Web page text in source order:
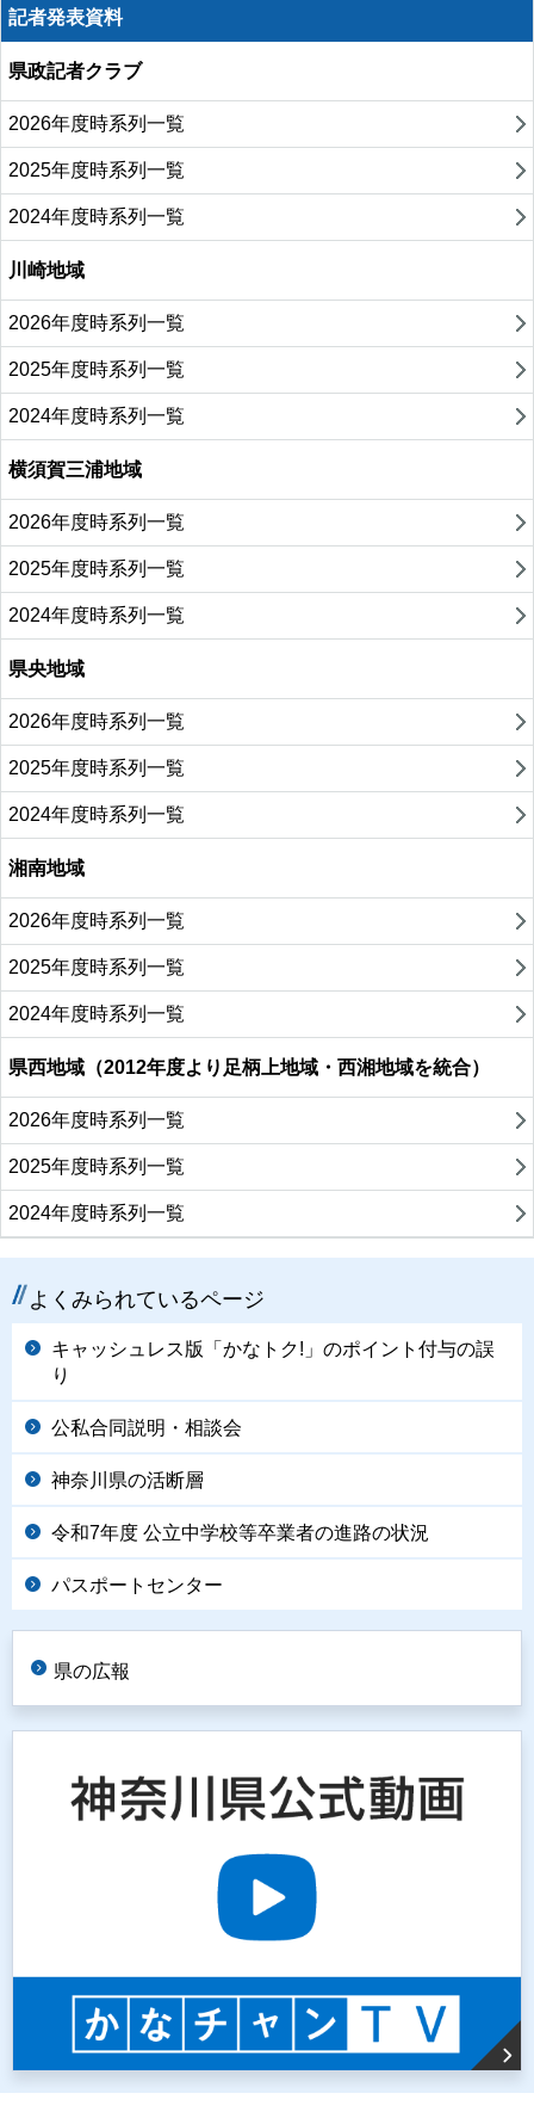
記者発表資料
県政記者クラブ
2026年度時系列一覧
2025年度時系列一覧
2024年度時系列一覧
川崎地域
2026年度時系列一覧
2025年度時系列一覧
2024年度時系列一覧
横須賀三浦地域
2026年度時系列一覧
2025年度時系列一覧
2024年度時系列一覧
県央地域
2026年度時系列一覧
2025年度時系列一覧
2024年度時系列一覧
湘南地域
2026年度時系列一覧
2025年度時系列一覧
2024年度時系列一覧
県西地域（2012年度より足柄上地域・西湘地域を統合）
2026年度時系列一覧
2025年度時系列一覧
2024年度時系列一覧
よくみられているページ
キャッシュレス版「かなトク!」のポイント付与の誤
り
公私合同説明・相談会
神奈川県の活断層
令和7年度 公立中学校等卒業者の進路の状況
パスポートセンター
県の広報